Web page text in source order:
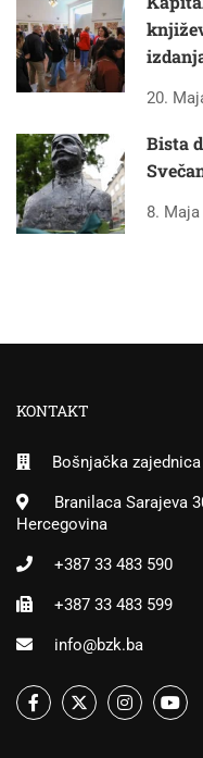
20.
Bista
8. Maja
KONTAKT
Bošnjačka
Branilaca Sarajeva
Hercegovina
+387 33 483 590
+387 33 483 599
info@bzk.ba